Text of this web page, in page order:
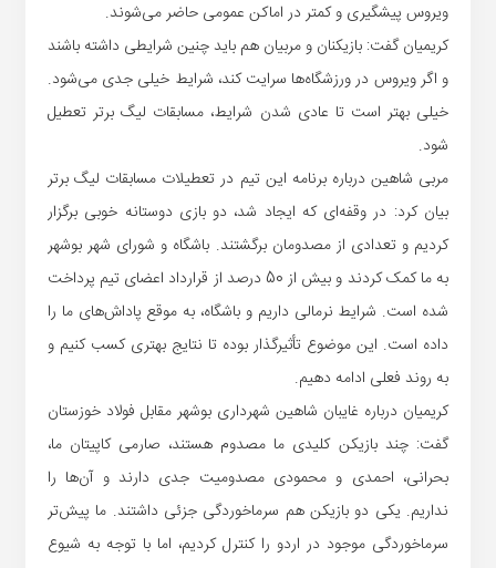
ویروس پیشگیری و کمتر در اماکن عمومی حاضر می‌شوند.
کریمیان گفت: بازیکنان و مربیان هم باید چنین شرایطی داشته باشند
و اگر ویروس در ورزشگاه‌ها سرایت کند، شرایط خیلی جدی می‌شود.
خیلی بهتر است تا عادی شدن شرایط، مسابقات لیگ برتر تعطیل
شود.
مربی شاهین درباره برنامه این تیم در تعطیلات مسابقات لیگ برتر
بیان کرد: در وقفه‌ای که ایجاد شد، دو بازی دوستانه خوبی برگزار
کردیم و تعدادی از مصدومان برگشتند. باشگاه و شورای شهر بوشهر
به ما کمک کردند و بیش از 50 درصد از قرارداد اعضای تیم پرداخت
شده است. شرایط نرمالی داریم و باشگاه، به موقع پاداش‌های ما را
داده است. این موضوع تأثیرگذار بوده تا نتایج بهتری کسب کنیم و
به روند فعلی ادامه دهیم.
کریمیان درباره غایبان شاهین شهرداری بوشهر مقابل فولاد خوزستان
گفت: چند بازیکن کلیدی ما مصدوم هستند، صارمی کاپیتان ما،
بحرانی، احمدی و محمودی مصدومیت جدی دارند و آن‌ها را
نداریم. یکی دو بازیکن هم سرماخوردگی جزئی داشتند. ما پیش‌تر
سرماخوردگی موجود در اردو را کنترل کردیم، اما با توجه به شیوع